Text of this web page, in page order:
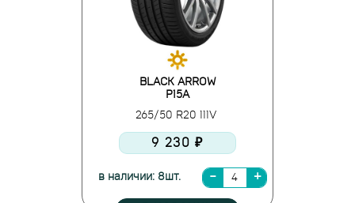
BLACK ARROW
P15A
265/50 R20 111V
9 230 ₽
в наличии: 8шт.